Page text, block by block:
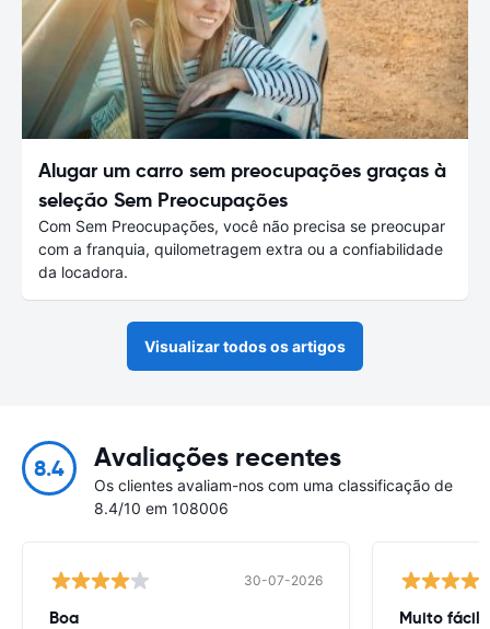
Alugar um carro sem preocupações graças à
seleção Sem Preocupações
Com Sem Preocupações, você não precisa se preocupar
com a franquia, quilometragem extra ou a confiabilidade
da locadora.
Visualizar todos os artigos
8.4 Avaliações recentes
Os clientes avaliam-nos com uma classificação de
8.4/10 em 108006
30-07-2026
Boa Muito fácil